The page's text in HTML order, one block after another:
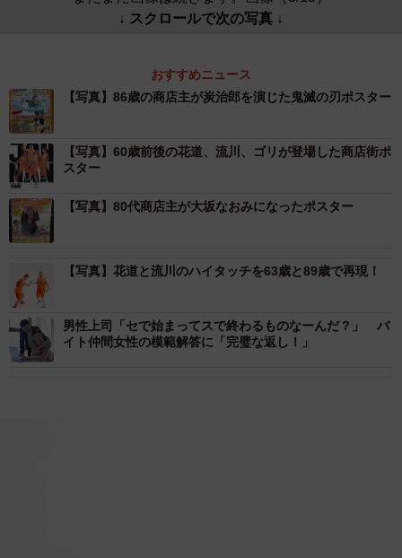
↓ スクロールで次の写真 ↓
おすすめニュース
【写真】86歳の商店主が炭治郎を演じた鬼滅の刃ポスター
【写真】60歳前後の花道、流川、ゴリが登場した商店街ポ
スター
【写真】80代商店主が大坂なおみになったポスター
【写真】花道と流川のハイタッチを63歳と89歳で再現！
男性上司「セで始まってスで終わるものなーんだ？」 バ
イト仲間女性の模範解答に「完璧な返し！」